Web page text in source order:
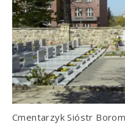
Cmentarzyk Sióstr